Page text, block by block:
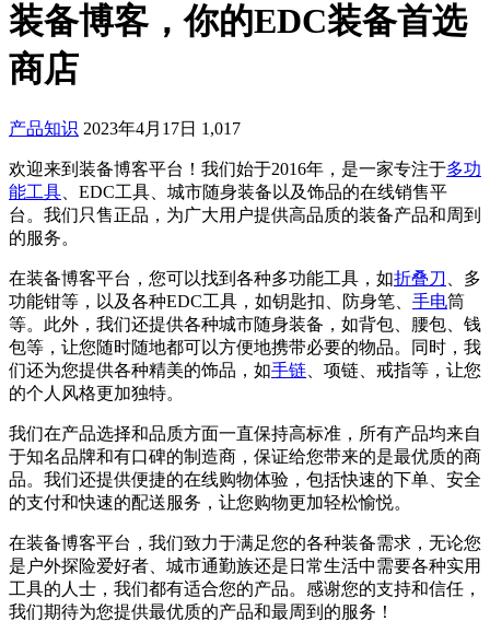
装备博客，你的EDC装备首选
商店
产品知识 2023年4月17日 1,017
欢迎来到装备博客平台！我们始于2016年，是一家专注于多功
能工具 、EDC工具、城市随身装备以及饰品的在线销售平
台。我们只售正品，为广大用户提供高品质的装备产品和周到
的服务。
在装备博客平台，您可以找到各种多功能工具，如折叠刀
、多
功能钳等，以及各种EDC工具，如钥匙扣、防身笔、 手电筒
等。此外，我们还提供各种城市随身装备，如背包、腰包、钱
包等，让您随时随地都可以方便地携带必要的物品。同时，我
们还为您提供各种精美的饰品，如手链 、项链、戒指等，让您
的个人风格更加独特。
我们在产品选择和品质方面一直保持高标准，所有产品均来自
于知名品牌和有口碑的制造商，保证给您带来的是最优质的商
品。我们还提供便捷的在线购物体验，包括快速的下单、安全
的支付和快速的配送服务，让您购物更加轻松愉悦。
在装备博客平台，我们致力于满足您的各种装备需求，无论您
是户外探险爱好者、城市通勤族还是日常生活中需要各种实用
工具的人士，我们都有适合您的产品。感谢您的支持和信任，
我们期待为您提供最优质的产品和最周到的服务！